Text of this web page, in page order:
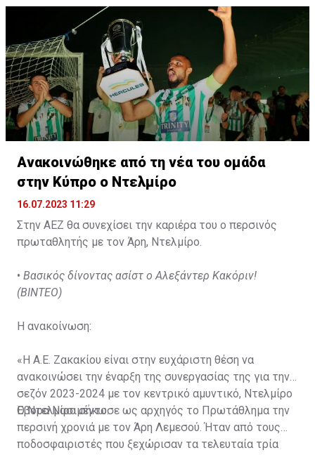
2026.
Ανακοινώθηκε από τη νέα του ομάδα
στην Κύπρο ο Ντελμίρο
16.07.2023 11:29
Στην ΑΕΖ θα συνεχίσει την καριέρα του ο περσινός
πρωταθλητής με τον Άρη, Ντελμίρο.
• Βασικός δίνοντας ασίστ ο Αλεξάντερ Κακόριν!
(ΒΙΝΤΕΟ)
Η ανακοίνωση:
«Η Α.Ε. Ζακακίου είναι στην ευχάριστη θέση να
ανακοινώσει την έναρξη της συνεργασίας της για την
σεζόν 2023-2024 με τον κεντρικό αμυντικό, Ντελμίρο
Έβορα Νασιμέντο.
Ο Ντελμίρο σήκωσε ως αρχηγός το Πρωτάθλημα την
περσινή χρονιά με τον Άρη Λεμεσού. Ήταν από τους
ποδοσφαιριστές που ξεχώρισαν τα τελευταία τρία